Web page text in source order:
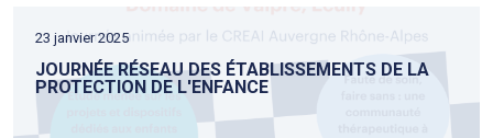
23 janvier 2025
JOURNÉE RÉSEAU DES ÉTABLISSEMENTS DE LA
PROTECTION DE L'ENFANCE